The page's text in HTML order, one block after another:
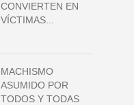
CONVIERTEN EN
VÍCTIMAS...
MACHISMO
ASUMIDO POR
TODOS Y TODAS